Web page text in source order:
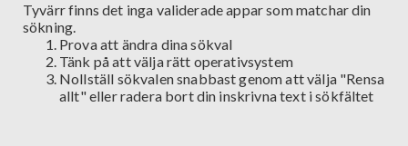
Tyvärr finns det inga validerade appar som matchar din
sökning.
Prova att ändra dina sökval
Tänk på att välja rätt operativsystem
Nollställ sökvalen snabbast genom att välja "Rensa
allt" eller radera bort din inskrivna text i sökfältet